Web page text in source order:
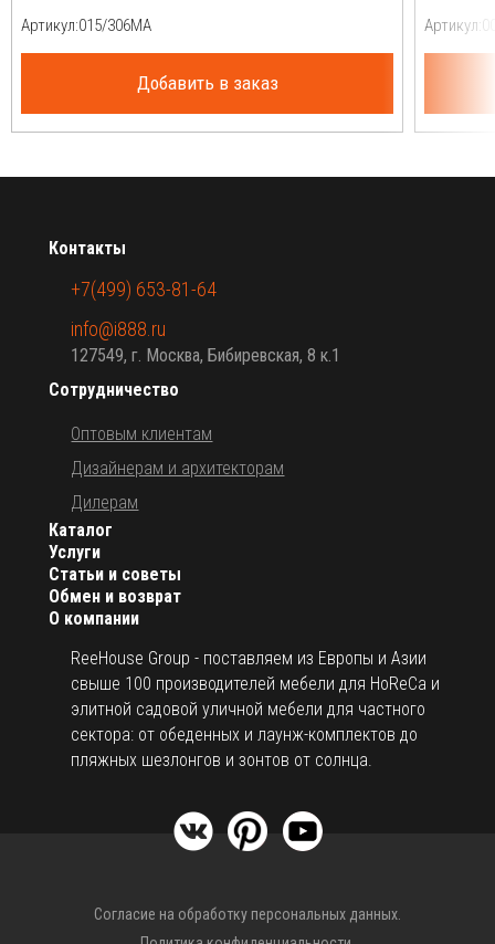
Артикул:
Добавить в заказ
Артикул:
О компании
ReeHouse Group - поставляем из Европы и Азии
свыше 100 производителей мебели для HoReCa и
элитной садовой уличной мебели для частного
сектора: от обеденных и лаунж-комплектов до
пляжных шезлонгов и зонтов от солнца.
Каталог
Услуги
Статьи и советы
Обмен и возврат
Сотрудничество
Оптовым клиентам
Дизайнерам и архитекторам
Дилерам
Контакты
+7(499) 653-81-64
info@i888.ru
127549, г. Москва, Бибиревская, 8 к.1
Согласие на обработку персональных данных.